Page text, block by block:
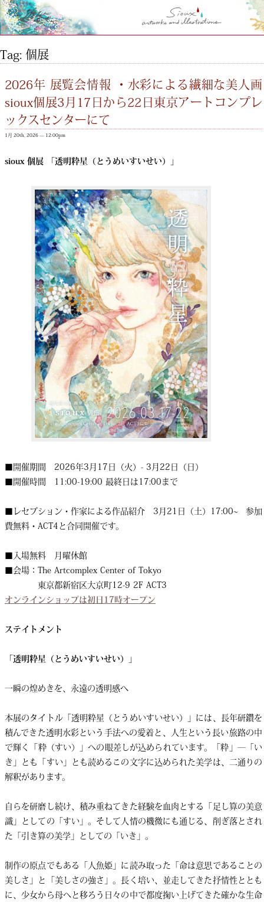
Tag: 個展
2026年 展覧会情報 ・水彩による繊細な美人画
sioux個展3月17日から22日東京アートコンプレ
ックスセンターにて
1月 20th, 2026 — 12:00pm
sioux 個展 「透明粋星（とうめいすいせい）」
■開催期間 2026年3月17日（火）- 3月22日（日）
■開催時間 11:00-19:00 最終日は17:00まで
■レセプション・作家による作品紹介 3月21日（土）17:00~ 参加
費無料・ACT4と合同開催です。
■入場無料 月曜休館
■会場：The Artcomplex Center of Tokyo
東京都新宿区大京町12-9 2F ACT3
オンラインショップは初日17時オープン
ステイトメント
「透明粋星（とうめいすいせい）」
一瞬の煌めきを、永遠の透明感へ
本展のタイトル「透明粋星（とうめいすいせい）」には、長年研鑽を
積んできた透明水彩という手法への愛着と、人生という長い旅路の中
で輝く「粋（すい）」への眼差しが込められています。「粋」―「い
き」とも「すい」とも読めるこの文字に込められた美学は、二通りの
解釈があります。
自らを研磨し続け、積み重ねてきた経験を血肉とする「足し算の美意
識」としての「すい」。そして人情の機微にも通じる、削ぎ落とされ
た「引き算の美学」としての「いき」。
制作の原点でもある「人魚姫」に読み取った「命は意思であることの
美しさ」と「美しさの強さ」。長く培い、並走してきた抒情性ととも
に、少女から母へと移ろう日々の中で都度掬い上げてきた確かな生命